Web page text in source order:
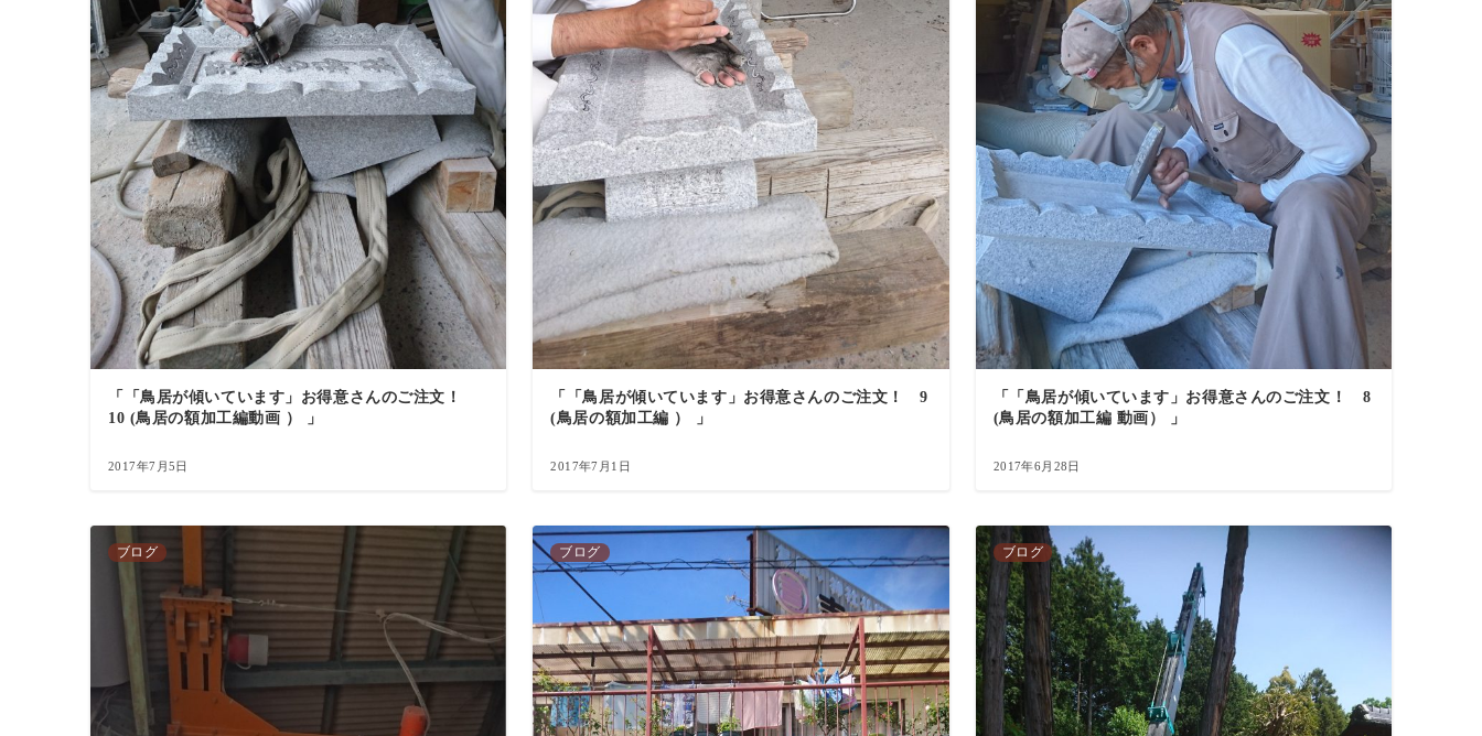
「「鳥居が傾いています」お得意さんのご注文！
10 (鳥居の額加工編動画 ） 」
2017年7月5日
「「鳥居が傾いています」お得意さんのご注文！ 9
(鳥居の額加工編 ） 」
2017年7月1日
「「鳥居が傾いています」お得意さんのご注文！ 8
(鳥居の額加工編 動画） 」
2017年6月28日
ブログ ブログ ブログ